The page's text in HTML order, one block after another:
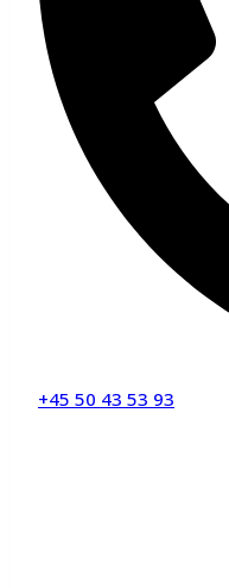
+45 50 43 53 93